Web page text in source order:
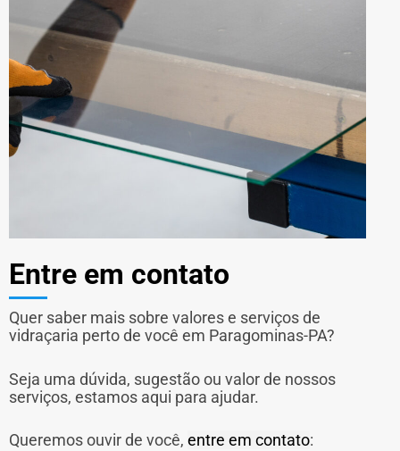
Entre em contato
Quer saber mais sobre valores e serviços de
vidraçaria perto de você em Paragominas-PA?
Seja uma dúvida, sugestão ou valor de nossos
serviços, estamos aqui para ajudar.
Queremos ouvir de você, entre em contato: